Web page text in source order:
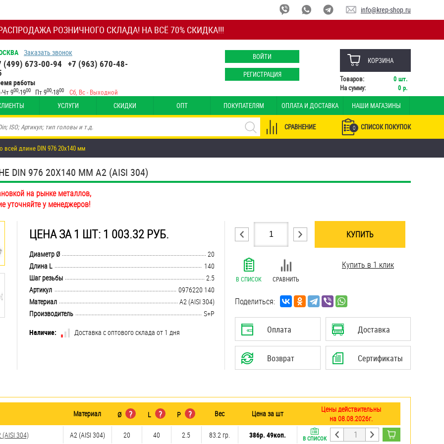
РОЗНИЧНОГО СКЛАДА! НА ВСЁ 70% СКИДКА!!!
info@krep-shop.ru
Заказать звонок
(499) 673-00-94 +7 (963) 670-48-
работы
Чт 900-1900 Пт 900-1800 Сб, Вс - Выходной
ВОЙТИ
РЕГИСТРАЦИЯ
КОРЗИНА
Товаров: 0 шт.
На сумму:
0 р.
УСЛУГИ СКИДКИ ОПТ ПОКУПАТЕЛЯМ ОПЛАТА И ДОСТАВКА НАШИ МАГАЗИНЫ
0 СПИСОК ПОКУПОК
СРАВНЕНИЕ
длине DIN 976 20х140 мм
976 20Х140 ММ А2 (AISI 304)
на рынке металлов,
уточняйте у менеджеров!
ЦЕНА ЗА 1 ШТ: 1 003.32 РУБ.
........................................................................................................................................................................................................
Диаметр Ø
20
........................................................................................................................................................................................................
Длина L
140
........................................................................................................................................................................................................
Шаг резьбы
2.5
........................................................................................................................................................................................................
Артикул
0976220 140
........................................................................................................................................................................................................
Материал
А2 (AISI 304)
........................................................................................................................................................................................................
Производитель
S+P
Наличие:
Доставка с оптового склада от 1 дня
КУПИТЬ
В СПИСОК СРАВНИТЬ
Купить в 1 клик
Поделиться:
Оплата Доставка
Возврат Сертификаты
Материал Ø ? L ? P ? Вес Цена за шт
Цены действительны
на 08.08.2026г.
304)
А2 (AISI 304) 20 40 2.5 83.2 гр. 386р. 49коп. В СПИСОК